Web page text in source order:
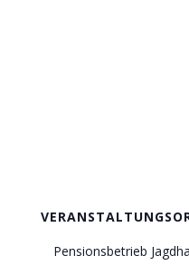
Pensionsbetrieb